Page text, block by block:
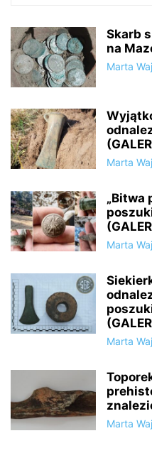
Skarb
na
Marta
Marta
„Bitwa
Marta
Marta
Marta